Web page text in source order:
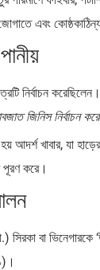
এবং
নির্বাচন
জিনিস নির্বাচন
আদর্শ খাবার, যা
পূরণ করে।
সিরকা বা